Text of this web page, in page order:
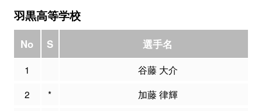
羽黒高等学校
No S 選手名
1
谷藤 大介
2
*
加藤 律輝